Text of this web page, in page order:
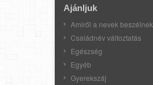
Ajánljuk
Amiről a nevek beszélnek
Családnév változtatás
Egészség
Egyéb
Gyerekszáj